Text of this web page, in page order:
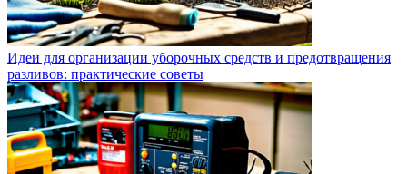
Идеи для организации уборочных средств и предотвращения
разливов: практические советы